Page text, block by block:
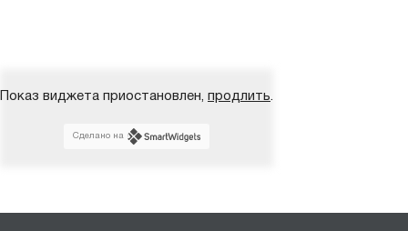
Показ виджета приостановлен, продлить.
Сделано на